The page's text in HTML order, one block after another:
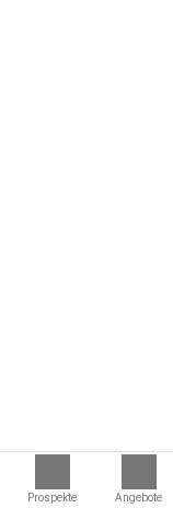
Prospekte Angebote